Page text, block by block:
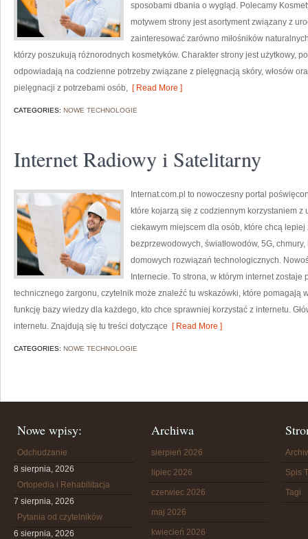
sposobami dbania o wygląd. Polecamy
motywem strony jest asortyment związany z
zainteresować zarówno miłośników
którzy poszukują różnorodnych kosmetyków. Charakter strony jest użytkowy,
odpowiadają na codzienne potrzeby związane z pielęgnacją skóry, włosów
pielęgnacji z potrzebami osób, [ Read More ]
CATEGORIES: NOWE TECHNOLOGIE
Internet Radiowy i Satelitarny
Internat.com.pl to nowoczesny portal
które kojarzą się z codziennym korzystaniem
ciekawym miejscem dla osób, które chcą
bezprzewodowych, światłowodów, 5G,
domowych rozwiązań technologicznych.
Internecie. To strona, w którym internet zostaje
technicznego żargonu, czytelnik może znaleźć tu wskazówki, które pomagają
funkcję bazy wiedzy dla każdego, kto chce sprawniej korzystać z internetu.
internetu. Znajdują się tu treści dotyczące [ Read More ]
CATEGORIES: NOWE TECHNOLOGIE
Nowe wpisy:
Odchudzanie
8 sierpnia, 2026
Ortopedia i Rehabilitacja
7 sierpnia, 2026
Pytania od czytelników
6 sierpnia, 2026
Archiwa
sierpień 2026
lipiec 2026
czerwiec 2026
maj 2026
kwiecień 2026
Spis
Tagi